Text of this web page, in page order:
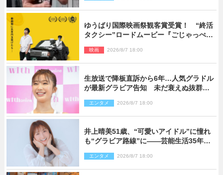
ゆうばり国際映画祭観客賞受賞！ “終活
タクシー”ロードムービー『ごじゃっぺタ
映画 2026/8/7 18:00
生放送で降板直訴から6年…人気グラドル
が最新グラビア告知 未だ衰えぬ抜群ス
エンタメ 2026/8/7 18:00
井上晴美51歳、“可愛いアイドル”に憧れ
も“グラビア路線”に――芸能生活35年を
エンタメ 2026/8/7 18:00